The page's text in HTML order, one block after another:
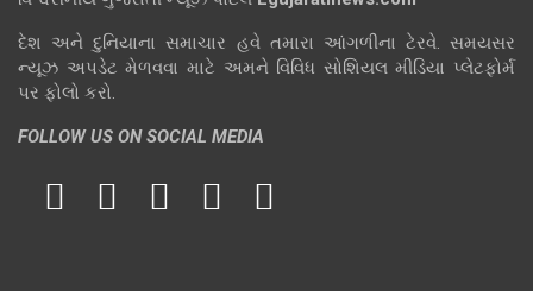
દેશ અને દુનિયાના સમાચાર હવે તમારા આંગળીના ટેરવે. સમયસર
ન્યૂઝ અપડેટ મેળવવા માટે અમને વિવિધ સોશિયલ મીડિયા પ્લેટફોર્મ
પર ફોલો કરો.
FOLLOW US ON SOCIAL MEDIA